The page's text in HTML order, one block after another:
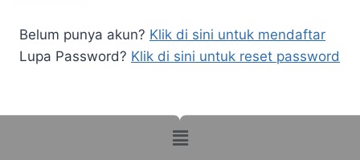
Belum punya akun? Klik di sini untuk mendaftar
Lupa Password? Klik di sini untuk reset password